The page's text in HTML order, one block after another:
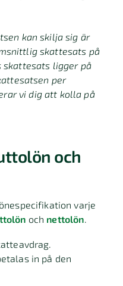
kan skilja sig är
skattesats på
skattesats ligger på
per
vi dig att kolla på
och
varje
och nettolön.
in på den